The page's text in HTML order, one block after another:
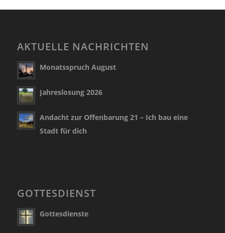
AKTUELLE NACHRICHTEN
Monatsspruch August
Jahreslosung 2026
Andacht zur Offenbarung 21 – Ich bau eine
Stadt für dich
GOTTESDIENST
Gottesdienste